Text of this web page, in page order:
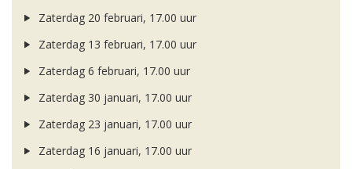
Zaterdag 20 februari, 17.00 uur
Zaterdag 13 februari, 17.00 uur
Zaterdag 6 februari, 17.00 uur
Zaterdag 30 januari, 17.00 uur
Zaterdag 23 januari, 17.00 uur
Zaterdag 16 januari, 17.00 uur